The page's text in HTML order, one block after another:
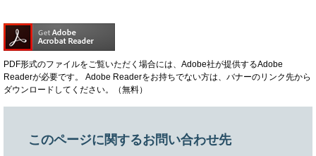
PDF形式のファイルをご覧いただく場合には、Adobe社が提供するAdobe
Readerが必要です。
Adobe Readerをお持ちでない方は、バナーのリンク先から
ダウンロードしてください。（無料）
このページに関するお問い合わせ先